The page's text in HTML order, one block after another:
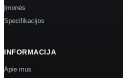
Įmonės
Specifikacijos
INFORMACIJA
Apie mus